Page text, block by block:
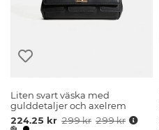
Liten svart väska med
gulddetaljer och axelrem
224.25 kr 299 kr 299 kr